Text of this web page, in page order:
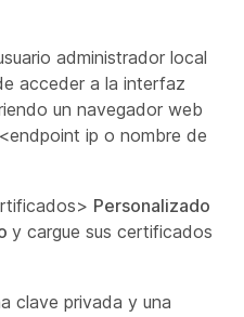
administrador local
acceder a la interfaz
un navegador web
ip o nombre de
Personalizado
y cargue sus certificados
clave privada y una